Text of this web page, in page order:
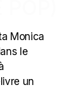
Monica
le
un